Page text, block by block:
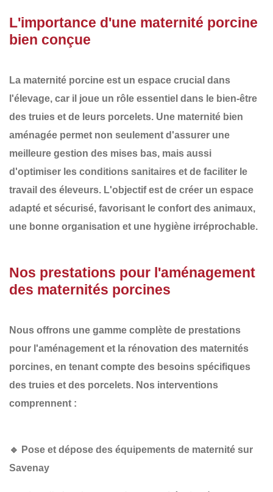
L'importance d'une maternité porcine
bien conçue
La maternité porcine est un espace crucial dans
l'élevage, car il joue un rôle essentiel dans le bien-être
des truies et de leurs porcelets. Une maternité bien
aménagée permet non seulement d'assurer une
meilleure gestion des mises bas, mais aussi
d'optimiser les conditions sanitaires et de faciliter le
travail des éleveurs. L'objectif est de créer un espace
adapté et sécurisé, favorisant le confort des animaux,
une bonne organisation et une hygiène irréprochable.
Nos prestations pour l'aménagement
des maternités porcines
Nous offrons une gamme complète de prestations
pour l'aménagement et la rénovation des maternités
porcines, en tenant compte des besoins spécifiques
des truies et des porcelets. Nos interventions
comprennent :
🔹 Pose et dépose des équipements de maternité sur
Savenay